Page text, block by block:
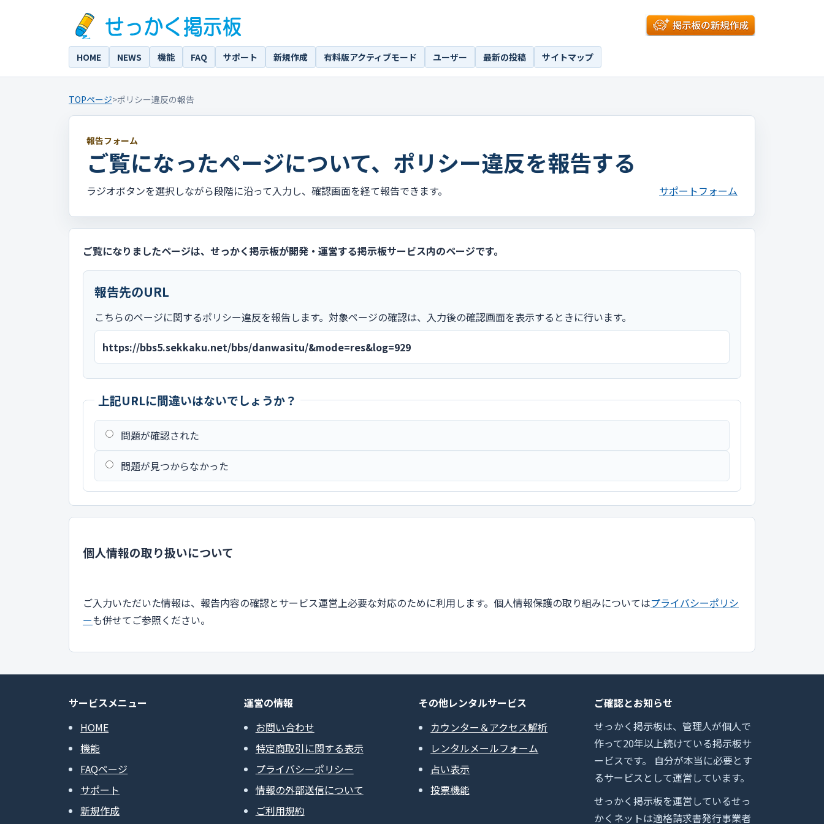
HOME NEWS 機能 FAQ サポート 新規作成 有料版アクティブモード ユーザー 最新の投稿 サイトマップ
TOPページ>ポリシー違反の報告
報告フォーム
ご覧になったページについて、ポリシー違反を報告する
ラジオボタンを選択しながら段階に沿って入力し、確認画面を経て報告できます。 サポートフォーム
ご覧になりましたページは、せっかく掲示板が開発・運営する掲示板サービス内のページです。
報告先のURL
こちらのページに関するポリシー違反を報告します。対象ページの確認は、入力後の確認画面を表示するときに行います。
https://bbs5.sekkaku.net/bbs/danwasitu/&mode=res&log=929
上記URLに間違いはないでしょうか？
問題が確認された
問題が見つからなかった
個人情報の取り扱いについて
ご入力いただいた情報は、報告内容の確認とサービス運営上必要な対応のために利用します。個人情報保護の取り組みについてはプライバシーポリシ
ーも併せてご参照ください。
サービスメニュー
HOME
機能
FAQページ
サポート
新規作成
運営の情報
お問い合わせ
特定商取引に関する表示
プライバシーポリシー
情報の外部送信について
ご利用規約
その他レンタルサービス
カウンター＆アクセス解析
レンタルメールフォーム
占い表示
投票機能
ご確認とお知らせ
せっかく掲示板は、管理人が個人で
作って20年以上続けている掲示板サ
ービスです。 自分が本当に必要とす
るサービスとして運営しています。
せっかく掲示板を運営しているせっ
かくネットは適格請求書発行事業者